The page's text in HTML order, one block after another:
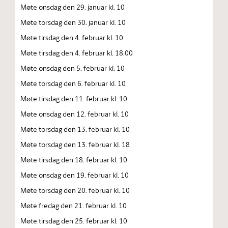
Møte onsdag den 29. januar kl. 10
Møte torsdag den 30. januar kl. 10
Møte tirsdag den 4. februar kl. 10
Møte tirsdag den 4. februar kl. 18.00
Møte onsdag den 5. februar kl. 10
Møte torsdag den 6. februar kl. 10
Møte tirsdag den 11. februar kl. 10
Møte onsdag den 12. februar kl. 10
Møte torsdag den 13. februar kl. 10
Møte torsdag den 13. februar kl. 18
Møte tirsdag den 18. februar kl. 10
Møte onsdag den 19. februar kl. 10
Møte torsdag den 20. februar kl. 10
Møte fredag den 21. februar kl. 10
Møte tirsdag den 25. februar kl. 10